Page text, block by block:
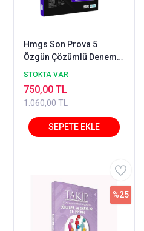
Hmgs Son Prova 5
Özgün Çözümlü Deneme
Sınavı 2026
STOKTA VAR
1.060,00 TL
750,00 TL
%25